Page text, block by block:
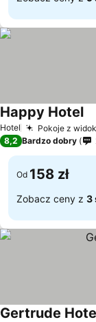
Hotel Pokoje z
Happy Hotel
8,2 Bardzo dobry
Od 158 zł
Zobacz ceny z 3
Gertrude